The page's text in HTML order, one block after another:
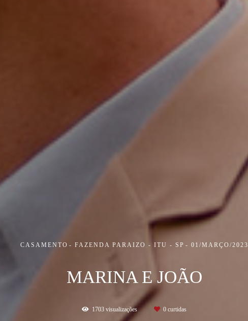
CASAMENTO FAZENDA PARAIZO - ITU - SP 01/MARÇO/2023
MARINA E JOÃO
1703 visualizações 0 curtidas